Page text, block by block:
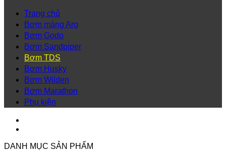
Trang chủ
Bơm màng Aro
Bơm Godo
Bơm Sandpiper
Bơm TDS
Bơm Husky
Bơm Wilden
Bơm Marathon
Phụ kiện
DANH MỤC SẢN PHẨM